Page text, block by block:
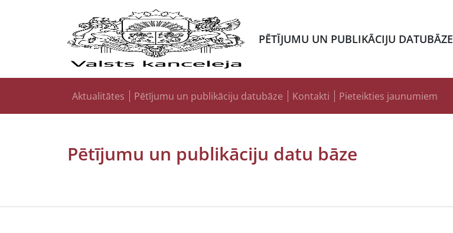
PĒTĪJUMU UN PUBLIKĀCIJU DATUBĀZE
Aktualitātes Pētījumu un publikāciju datubāze Kontakti Pieteikties jaunumiem
Pētījumu un publikāciju datu bāze